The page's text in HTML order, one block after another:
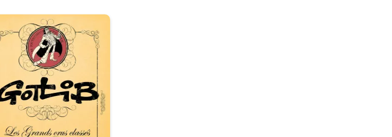
Gotlib - Les
Grands Crus
de Fluide
Glacial
Tome 04
Date de parution :
10/2020
terminer cette série des
Grands crus classés, il fallait
mettre la barre haut. C'est
chose faite avec cet album